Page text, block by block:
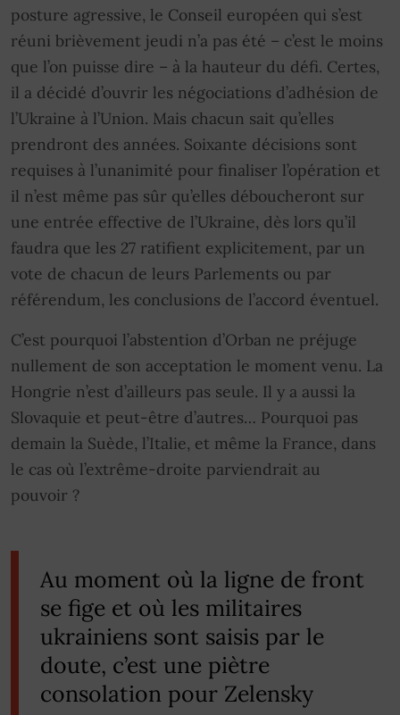
posture agressive, le Conseil européen qui s’est
réuni brièvement jeudi n’a pas été – c’est le moins
que l’on puisse dire – à la hauteur du défi. Certes,
il a décidé d’ouvrir les négociations d’adhésion de
l’Ukraine à l’Union. Mais chacun sait qu’elles
prendront des années. Soixante décisions sont
requises à l’unanimité pour finaliser l’opération et
il n’est même pas sûr qu’elles déboucheront sur
une entrée effective de l’Ukraine, dès lors qu’il
faudra que les 27 ratifient explicitement, par un
vote de chacun de leurs Parlements ou par
référendum, les conclusions de l’accord éventuel.
C’est pourquoi l’abstention d’Orban ne préjuge
nullement de son acceptation le moment venu. La
Hongrie n’est d’ailleurs pas seule. Il y a aussi la
Slovaquie et peut-être d’autres… Pourquoi pas
demain la Suède, l’Italie, et même la France, dans
le cas où l’extrême-droite parviendrait au
pouvoir ?
Au moment où la ligne de front
se fige et où les militaires
ukrainiens sont saisis par le
doute, c’est une piètre
consolation pour Zelensky